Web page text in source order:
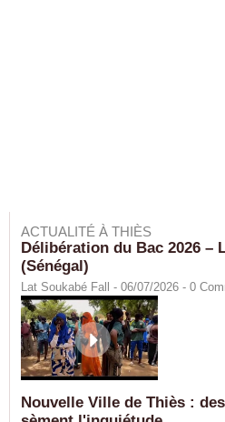
ACTUALITÉ À THIÈS
Délibération du Bac 2026 –
(Sénégal)
Lat Soukabé Fall - 06/07/2026 - 0
Nouvelle Ville de Thiès :